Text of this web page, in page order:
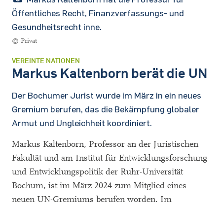
Öffentliches Recht, Finanzverfassungs- und
Gesundheitsrecht inne.
© Privat
VEREINTE NATIONEN
Markus Kaltenborn berät die UN
Der Bochumer Jurist wurde im März in ein neues
Gremium berufen, das die Bekämpfung globaler
Armut und Ungleichheit koordiniert.
Markus Kaltenborn, Professor an der Juristischen
Fakultät und am Institut für Entwicklungsforschung
und Entwicklungspolitik der Ruhr-Universität
Bochum, ist im März 2024 zum Mitglied eines
neuen UN-Gremiums berufen worden. Im